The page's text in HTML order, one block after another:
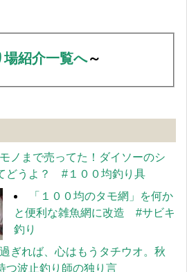
場紹介一覧へ～
ノまで売ってた！ダイソーのシ
どうよ？ #１００均釣り具
「１００均のタモ網」を何か
と便利な雑魚網に改造 #サビキ
釣り
ぎれば、心はもうタチウオ。秋
つ波止釣り師の独り言